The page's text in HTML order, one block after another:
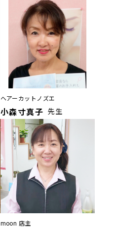
ヘアーカットノズエ
小森寸真子 先生
moon 店主